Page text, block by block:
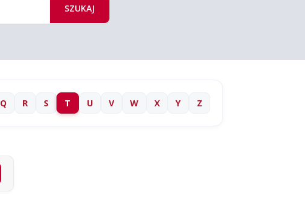
SZUKAJ
Q R S T U V W X Y Z